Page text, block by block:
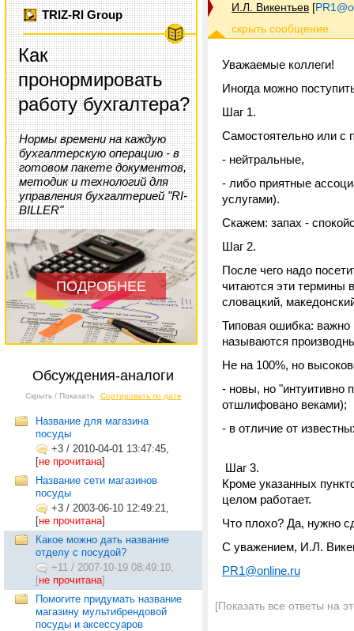
TRIZ-RI Group
Как
пронормировать
работу бухгалтера?
Нормы времени на каждую
бухгалтерскую операцию - в
готовом пакете документов,
методик и технологий для
управления бухгалтерией "RI-
BILLER"
ПОДРОБНЕЕ
Обсуждения-аналоги
Скрыть / Показать Сортировать по дате
Название для магазина
посуды
+3 / 2010-04-01 13:47:45,
[не прочитана]
Название сети магазинов
посуды
+3 / 2003-06-10 12:49:21,
[не прочитана]
Какое можно дать название
отделу с посудой?
+11 / 2007-10-19 08:49:10,
[не прочитана]
Помогите придумать название
магазину мультибрендовой
посуды и аксессуаров
И.Л. Викентьев [
Уважаемые коллеги!
Иногда можно
Шаг 1.
Самостоятельно или с
- нейтральные,
- либо приятные
услугами).
Скажем: запах -
Шаг 2.
После чего надо
читаются эти термины
словацкий,
Типовая ошибка: важно
называются
Не на 100%, но
- новы, но "интуитивно
отшлифовано веками);
- в отличие от
Шаг 3.
Кроме указанных
целом работает.
Что плохо? Да, нужно
С уважением, И.Л.
PR1@online.ru
[Показать все ответы на